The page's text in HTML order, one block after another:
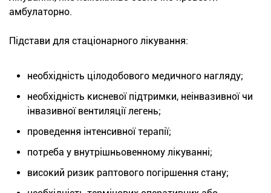
амбулаторно.
Підстави для стаціонарного лікування:
необхідність цілодобового медичного нагляду;
необхідність кисневої підтримки, неінвазивної чи
інвазивної вентиляції легень;
проведення інтенсивної терапії;
потреба у внутрішньовенному лікуванні;
високий ризик раптового погіршення стану;